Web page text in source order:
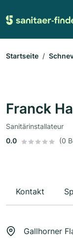
Startseite
Franck
Sanitärinstallateur
0.0
(0
Kontakt
Gallhorner